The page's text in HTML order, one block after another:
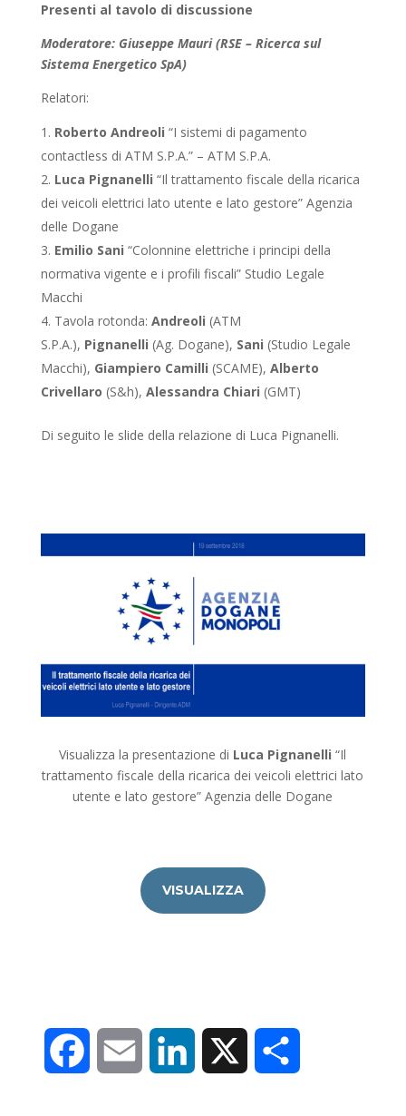
Presenti al tavolo di discussione
Moderatore: Giuseppe Mauri (RSE – Ricerca sul
Sistema Energetico SpA)
Relatori:
Roberto Andreoli “I sistemi di pagamento
contactless di ATM S.P.A.” – ATM S.P.A.
Luca Pignanelli “Il trattamento fiscale della ricarica
dei veicoli elettrici lato utente e lato gestore” Agenzia
delle Dogane
Emilio Sani “Colonnine elettriche i principi della
normativa vigente e i profili fiscali” Studio Legale
Macchi
Tavola rotonda: Andreoli (ATM
S.P.A.), Pignanelli (Ag. Dogane), Sani (Studio Legale
Macchi), Giampiero Camilli (SCAME), Alberto
Crivellaro (S&h), Alessandra Chiari (GMT)
Di seguito le slide della relazione di Luca Pignanelli.
Visualizza la presentazione di Luca Pignanelli “Il
trattamento fiscale della ricarica dei veicoli elettrici lato
utente e lato gestore” Agenzia delle Dogane
VISUALIZZA